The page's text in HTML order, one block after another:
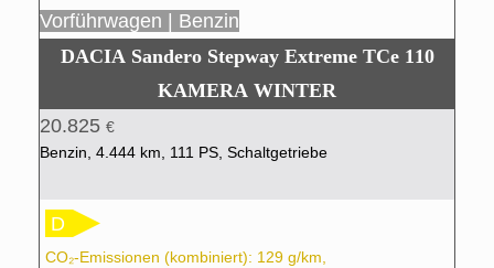
Vorführwagen | Benzin
DACIA Sandero Stepway Extreme TCe 110
KAMERA WINTER
20.825 €
Benzin, 4.444 km, 111 PS, Schaltgetriebe
D
CO₂-Emissionen (kombiniert): 129 g/km,